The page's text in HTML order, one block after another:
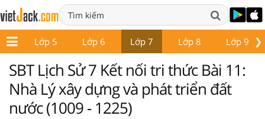
❯
4 Lớp 5 Lớp 6 Lớp 7 Lớp 8 Lớp 9
SBT Lịch Sử 7 Kết nối tri thức Bài 11:
Nhà Lý xây dựng và phát triển đất
nước (1009 - 1225)